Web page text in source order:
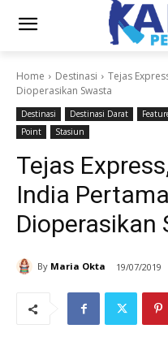
Home Destinasi
Tejas
Dioperasikan Swasta
Destinasi Destinasi Darat
Point
Stasiun
Tejas
India
Dioperasikan
By Maria Okta 19/07/2019